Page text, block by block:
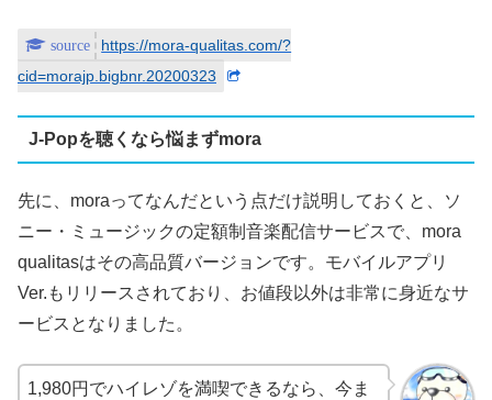
https://mora-qualitas.com/?
cid=morajp.bigbnr.20200323
J-Popを聴くなら悩まずmora
先に、moraってなんだという点だけ説明しておくと、ソ
ニー・ミュージックの定額制音楽配信サービスで、mora
qualitasはその高品質バージョンです。モバイルアプリ
Ver.もリリースされており、お値段以外は非常に身近なサ
ービスとなりました。
1,980円でハイレゾを満喫できるなら、今ま